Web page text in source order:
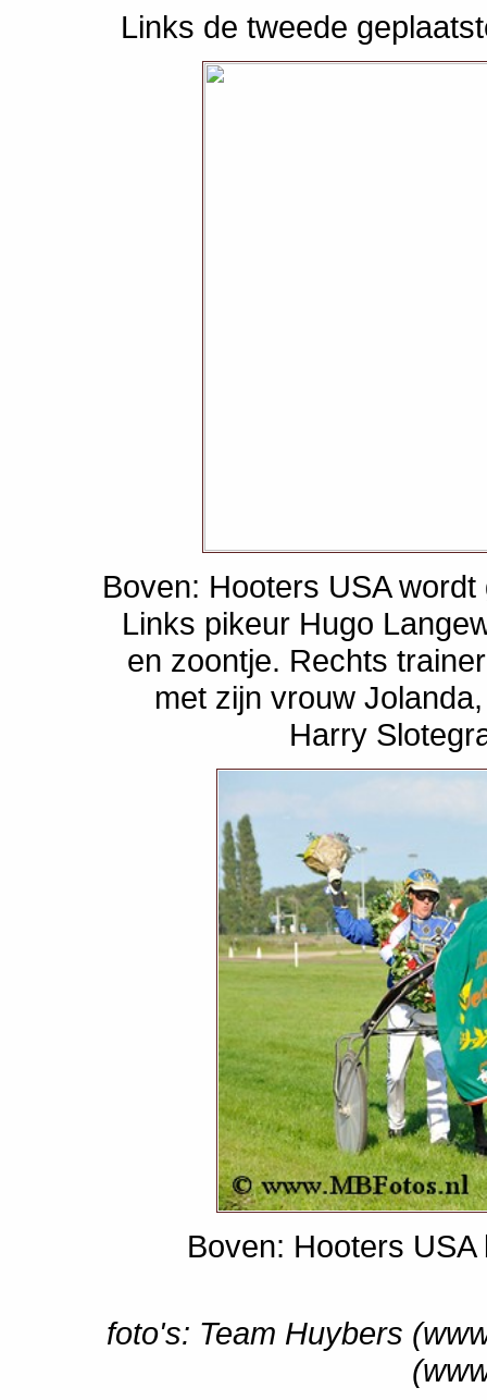
Links de tweede
Boven: Hooters USA
Links pikeur Hugo
en zoontje. Rechts
met zijn vrouw
Harry
Boven: Hooters
foto's: Team Huybers